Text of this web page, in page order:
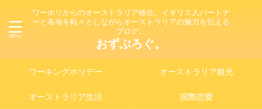
ワーホリからのオーストラリア移住。イギリス人パートナ
ーと各地を転々としながらオーストラリアの魅力を伝える
ブログ。
おずぶろぐ。
ワーキングホリデー オーストラリア観光
オーストラリア生活 国際恋愛